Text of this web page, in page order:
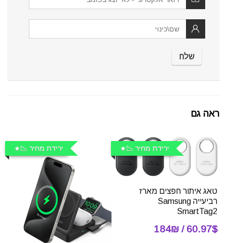
ראה גם
ירידת מחיר 📉
טאג איתור חפצים מארז
רביעייה Samsung
SmartTag2
60.97$ / 184₪
ירידת מחיר 📉